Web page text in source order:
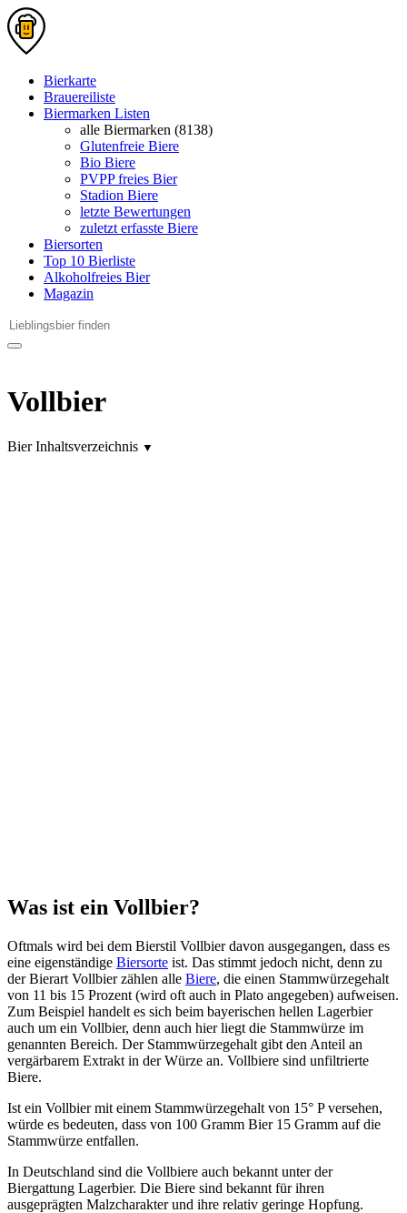
Bierkarte
Brauereiliste
Biermarken Listen
alle Biermarken (8138)
Glutenfreie Biere
Bio Biere
PVPP freies Bier
Stadion Biere
letzte Bewertungen
zuletzt erfasste Biere
Biersorten
Top 10 Bierliste
Alkoholfreies Bier
Magazin
Vollbier
Bier Inhaltsverzeichnis ▼
Was ist ein Vollbier?
Oftmals wird bei dem Bierstil Vollbier davon ausgegangen, dass es
eine eigenständige Biersorte ist. Das stimmt jedoch nicht, denn zu
der Bierart Vollbier zählen alle Biere, die einen Stammwürzegehalt
von 11 bis 15 Prozent (wird oft auch in Plato angegeben) aufweisen.
Zum Beispiel handelt es sich beim bayerischen hellen Lagerbier
auch um ein Vollbier, denn auch hier liegt die Stammwürze im
genannten Bereich. Der Stammwürzegehalt gibt den Anteil an
vergärbarem Extrakt in der Würze an. Vollbiere sind unfiltrierte
Biere.
Ist ein Vollbier mit einem Stammwürzegehalt von 15° P versehen,
würde es bedeuten, dass von 100 Gramm Bier 15 Gramm auf die
Stammwürze entfallen.
In Deutschland sind die Vollbiere auch bekannt unter der
Biergattung Lagerbier. Die Biere sind bekannt für ihren
ausgeprägten Malzcharakter und ihre relativ geringe Hopfung.